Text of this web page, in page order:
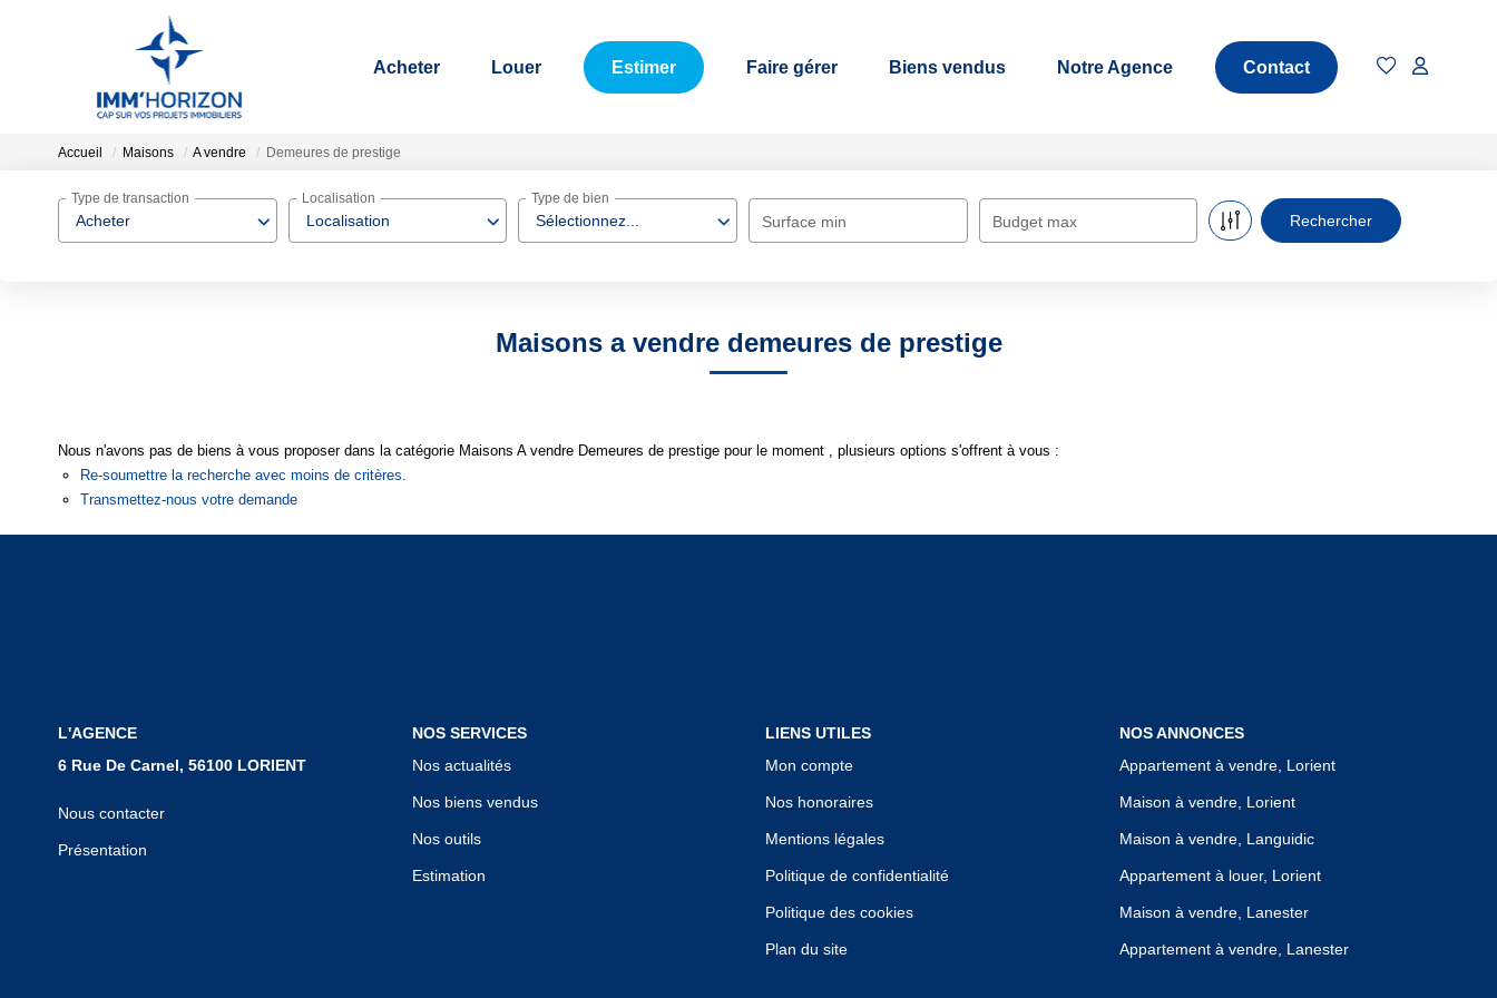
Acheter Louer Estimer Faire gérer Biens vendus Notre Agence Contact
Accueil Maisons A vendre Demeures de prestige
Acheter
Type de transaction
Localisation
Localisation
Sélectionnez...
Type de bien
Surface min Budget max
Maisons a vendre demeures de prestige
Nous n'avons pas de biens à vous proposer dans la catégorie Maisons A vendre Demeures de prestige pour le moment , plusieurs options s'offrent à vous :
Re-soumettre la recherche avec moins de critères.
Transmettez-nous votre demande
L'AGENCE
6 Rue De Carnel, 56100 LORIENT
Nous contacter
Présentation
NOS SERVICES
Nos actualités
Nos biens vendus
Nos outils
Estimation
LIENS UTILES
Mon compte
Nos honoraires
Mentions légales
Politique de confidentialité
Politique des cookies
Plan du site
NOS ANNONCES
Appartement à vendre, Lorient
Maison à vendre, Lorient
Maison à vendre, Languidic
Appartement à louer, Lorient
Maison à vendre, Lanester
Appartement à vendre, Lanester